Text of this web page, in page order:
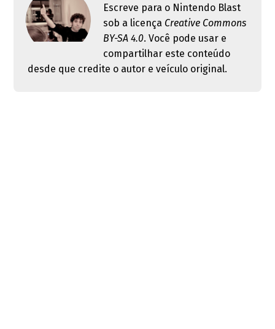
Escreve para o Nintendo Blast
sob a licença Creative Commons
BY-SA 4.0. Você pode usar e
compartilhar este conteúdo
desde que credite o autor e veículo original.